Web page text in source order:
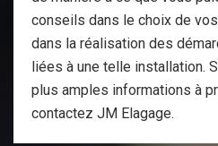
conseils dans le choix de
dans la réalisation des
liées à une telle installation.
plus amples informations à
contactez JM Elagage.